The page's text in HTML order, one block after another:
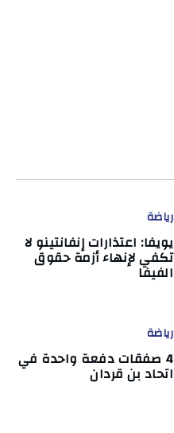
رياضة
يويفا: اعتذارات إنفانتينو لا
تكفي لإنهاء أزمة حقوق
الفيفا
رياضة
4 صفقات دفعة واحدة في
اتحاد بن قردان